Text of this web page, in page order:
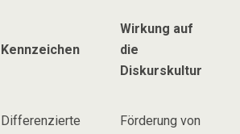
Kennzeichen
Wirkung auf
die
Diskurskultur
Differenzierte
Förderung von